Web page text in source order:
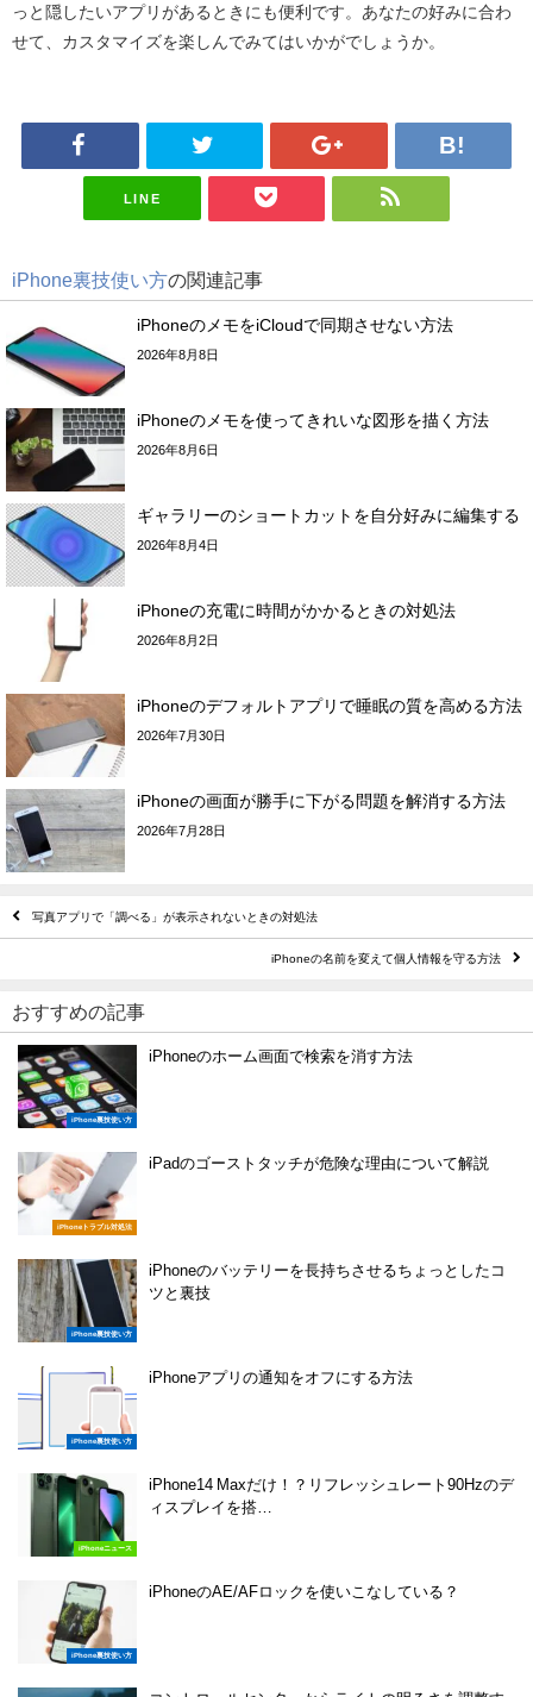
っと隠したいアプリがあるときにも便利です。あなたの好みに合わ
せて、カスタマイズを楽しんでみてはいかがでしょうか。
LINE
iPhone裏技使い方の関連記事
iPhoneのメモをiCloudで同期させない方法
2026年8月8日
iPhoneのメモを使ってきれいな図形を描く方法
2026年8月6日
ギャラリーのショートカットを自分好みに編集する
2026年8月4日
iPhoneの充電に時間がかかるときの対処法
2026年8月2日
iPhoneのデフォルトアプリで睡眠の質を高める方法
2026年7月30日
iPhoneの画面が勝手に下がる問題を解消する方法
2026年7月28日
写真アプリで「調べる」が表示されないときの対処法
iPhoneの名前を変えて個人情報を守る方法
おすすめの記事
iPhone裏技使い方
iPhoneのホーム画面で検索を消す方法
iPhoneトラブル対処法
iPadのゴーストタッチが危険な理由について解説
iPhone裏技使い方
iPhoneのバッテリーを長持ちさせるちょっとしたコ
ツと裏技
iPhone裏技使い方
iPhoneアプリの通知をオフにする方法
iPhoneニュース
iPhone14 Maxだけ！？リフレッシュレート90Hzのデ
ィスプレイを搭…
iPhone裏技使い方
iPhoneのAE/AFロックを使いこなしている？